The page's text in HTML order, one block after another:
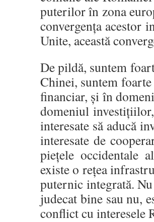
puterilor în zona
convergența acestor
Unite, această
De pildă, suntem
Chinei, suntem
financiar, și în
domeniul
interesate să aducă
interesate de
piețele occidentale
existe o rețea
puternic integrată.
judecat bine sau nu,
conflict cu interesele